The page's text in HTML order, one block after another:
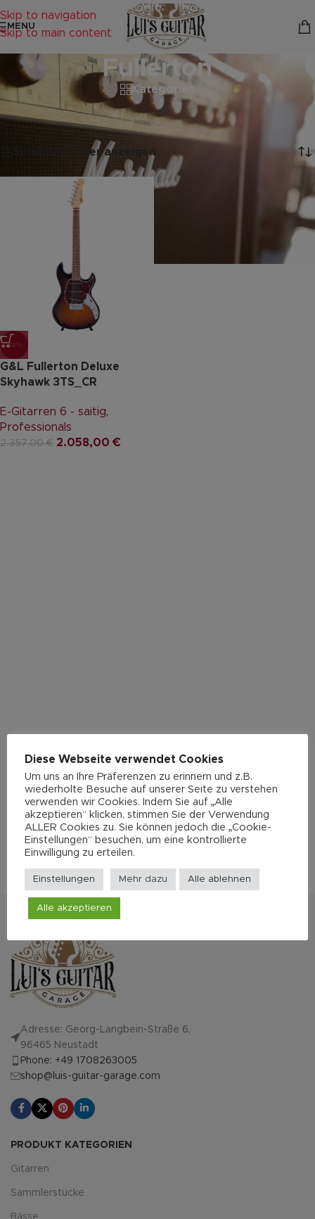
Skip to navigation
Skip to main content
MENU
Fullerton
Kategorien
Startseite
Produkte verschlagwortet mit „Fullerton“
Einzelnes Ergebnis wird angezeigt
Sidebar & Filter anzeigen
-13%
G&L Fullerton Deluxe
Skyhawk 3TS_CR
E-Gitarren 6 - saitig,
Professionals
2.357,00€ 2.058,00 €
Adresse: Georg-Langbein-Straße 6,
96465 Neustadt
Phone: +49 1708263005
shop@luis-guitar-garage.com
PRODUKT KATEGORIEN
Gitarren
Sammlerstücke
Bässe
Diese Webseite verwendet Cookies
Um uns an Ihre Präferenzen zu erinnern und z.B.
wiederholte Besuche auf unserer Seite zu verstehen
verwenden wir Cookies. Indem Sie auf „Alle
akzeptieren“ klicken, stimmen Sie der Verwendung
ALLER Cookies zu. Sie können jedoch die „Cookie-
Einstellungen“ besuchen, um eine kontrollierte
Einwilligung zu erteilen.
Einstellungen Mehr dazu Alle ablehnen
Alle akzeptieren